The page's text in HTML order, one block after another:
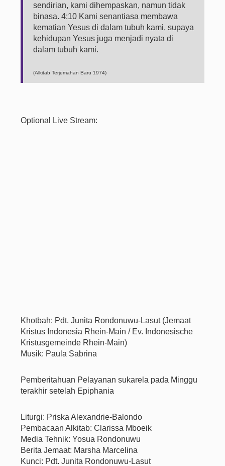
sendirian, kami dihempaskan, namun tidak
binasa. 4:10 Kami senantiasa membawa
kematian Yesus di dalam tubuh kami, supaya
kehidupan Yesus juga menjadi nyata di
dalam tubuh kami.
(Alkitab Terjemahan Baru 1974)
Optional Live Stream:
Khotbah: Pdt. Junita Rondonuwu-Lasut (Jemaat
Kristus Indonesia Rhein-Main / Ev. Indonesische
Kristusgemeinde Rhein-Main)
Musik: Paula Sabrina
Pemberitahuan Pelayanan sukarela pada Minggu
terakhir setelah Epiphania
Liturgi: Priska Alexandrie-Balondo
Pembacaan Alkitab: Clarissa Mboeik
Media Tehnik: Yosua Rondonuwu
Berita Jemaat: Marsha Marcelina
Kunci: Pdt. Junita Rondonuwu-Lasut